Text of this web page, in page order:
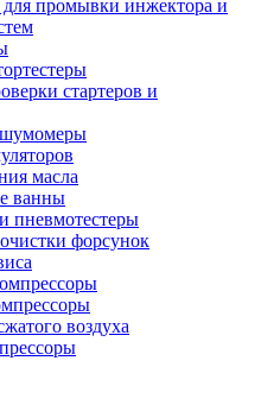
промывки инжектора и
стартеров и
масла
ванны
пневмотестеры
форсунок
воздуха